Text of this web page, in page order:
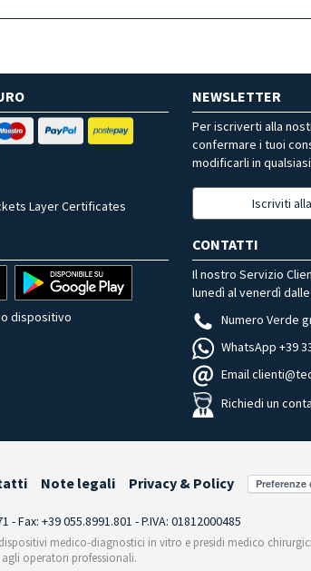
Layer Certificates
NEWSLETTER
Per iscriverti alla
confermare i tuoi
modificarli in
Iscriviti
dispositivo
CONTATTI
Il nostro Servizio
lunedì al venerdì dalle
Numero Verde
WhatsApp +39
Email
Richiedi un
Note legali Privacy & Policy Preferenze
Fax: +39 055.8991.801 - P.IVA: 01812000485
medico-diagnostici in vitro e presidi medico
operatori professionali.